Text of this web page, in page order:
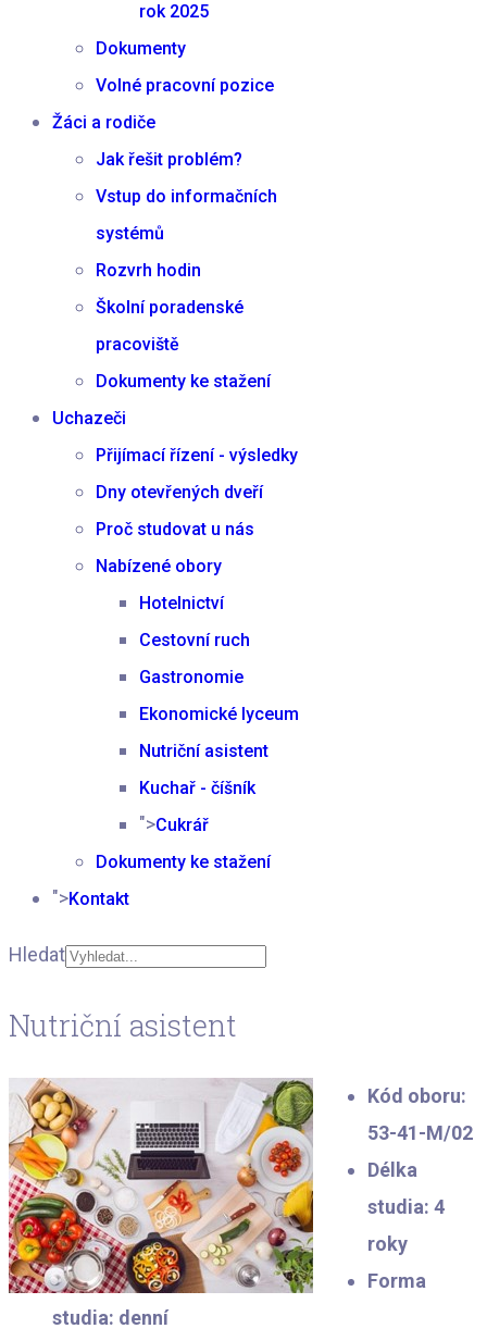
rok 2025
Dokumenty
Volné pracovní pozice
Žáci a rodiče
Jak řešit problém?
Vstup do informačních
systémů
Rozvrh hodin
Školní poradenské
pracoviště
Dokumenty ke stažení
Uchazeči
Přijímací řízení - výsledky
Dny otevřených dveří
Proč studovat u nás
Nabízené obory
Hotelnictví
Cestovní ruch
Gastronomie
Ekonomické lyceum
Nutriční asistent
Kuchař - číšník
">Cukrář
Dokumenty ke stažení
">Kontakt
Hledat
characters for results.
Nutriční asistent
Kód oboru:
53-41-M/02
Délka
studia: 4
roky
Forma
studia: denní